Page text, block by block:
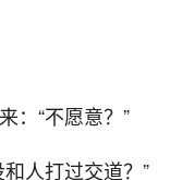
：“不愿意？”
人打过交道？”